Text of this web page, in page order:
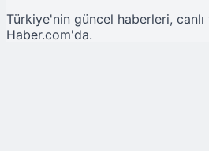
Türkiye'nin güncel haberleri, canlı
Haber.com'da.